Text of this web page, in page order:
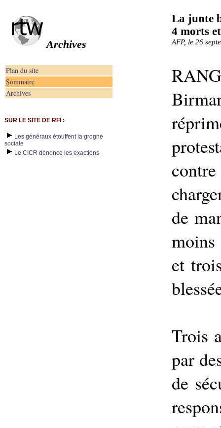
Archives
La junte
4 morts
AFP, le 26
Plan du site
Sommaire
Archives
SUR LE SITE DE RFI :
Les généraux étouffent la grogne
sociale
Le CICR dénonce les exactions
de
et
Trois
par
de